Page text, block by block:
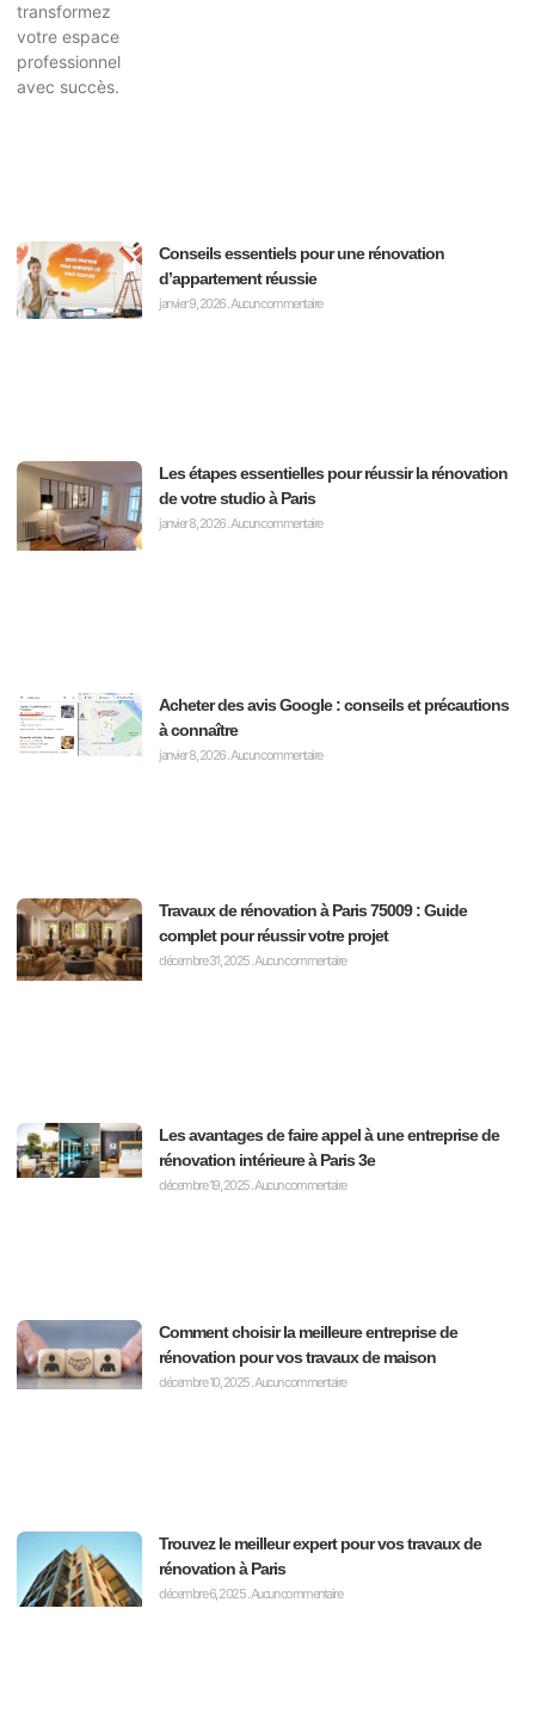
Conseils essentiels pour une rénovation
d’appartement réussie
janvier 9, 2026 Aucun commentaire
Les étapes essentielles pour réussir la rénovation
de votre studio à Paris
janvier 8, 2026Aucun commentaire
Acheter des avis Google : conseils et précautions
à connaître
janvier 8, 2026Aucun commentaire
Travaux de rénovation à Paris 75009 : Guide
complet pour réussir votre projet
décembre 31, 2025Aucun commentaire
Les avantages de faire appel à une entreprise de
rénovation intérieure à Paris 3e
décembre 19, 2025 Aucun commentaire
Comment choisir la meilleure entreprise de
rénovation pour vos travaux de maison
décembre 10, 2025Aucun commentaire
Trouvez le meilleur expert pour vos travaux de
rénovation à Paris
décembre 6, 2025 Aucun commentaire